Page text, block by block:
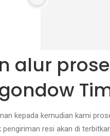
alur
kepada kemudian kami
resi akan di